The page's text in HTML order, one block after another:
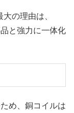
の理由は、
と強力に一体化
め、銅コイルは